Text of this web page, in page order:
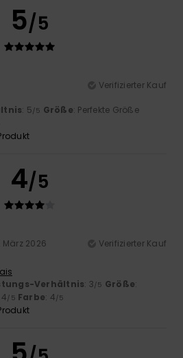
5/5
Verifizierter Kauf
: 5/5 Größe: Perfekte Größe
4/5
März 2026
Verifizierter Kauf
Verhältnis: 3/5 Größe:
4/5 Farbe: 4/5